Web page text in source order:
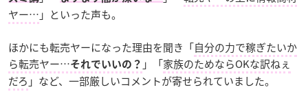
ヤー… 」といった声も。
ほかにも転売ヤーになった理由を聞き「自分の力で稼ぎたいか
ら転売ヤー…それでいいの？ 」「家族のためならOKな訳ねぇ
だろ 」など、一部厳しいコメントが寄せられていました。